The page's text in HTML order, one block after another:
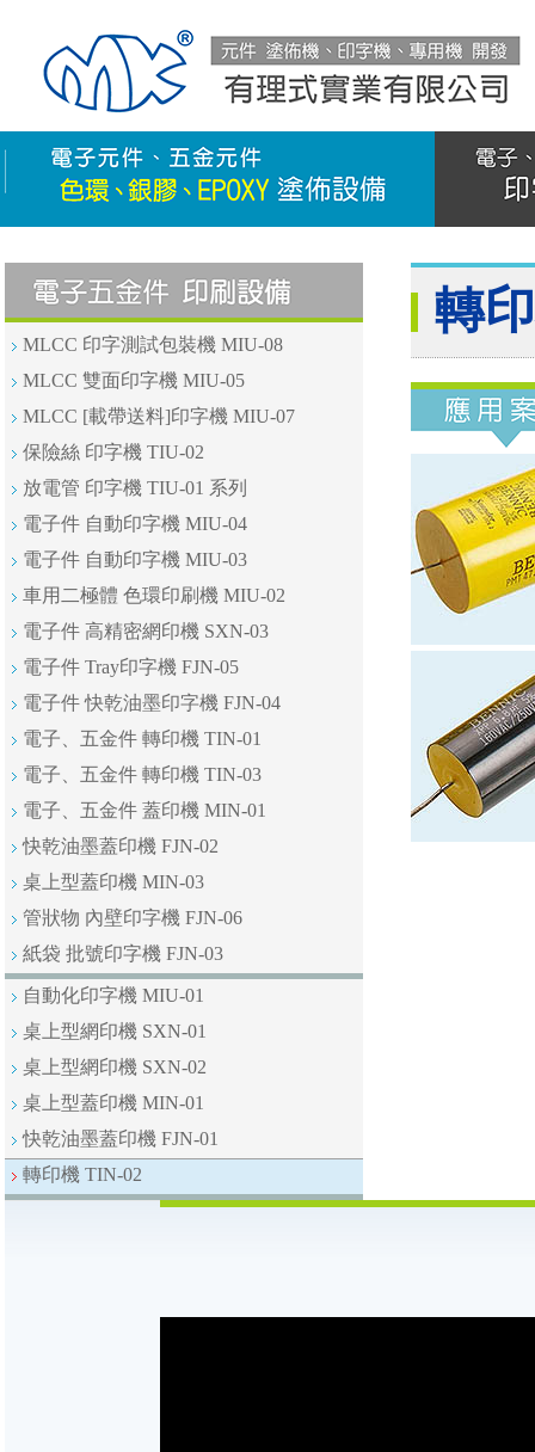
MLCC 印字測試包裝機 MIU-08
MLCC 雙面印字機 MIU-05
MLCC [載帶送料]印字機 MIU-07
保險絲 印字機 TIU-02
放電管 印字機 TIU-01 系列
電子件 自動印字機 MIU-04
電子件 自動印字機 MIU-03
車用二極體 色環印刷機 MIU-02
電子件 高精密網印機 SXN-03
電子件 Tray印字機 FJN-05
電子件 快乾油墨印字機 FJN-04
電子、五金件 轉印機 TIN-01
電子、五金件 轉印機 TIN-03
電子、五金件 蓋印機 MIN-01
快乾油墨蓋印機 FJN-02
桌上型蓋印機 MIN-03
管狀物 內壁印字機 FJN-06
紙袋 批號印字機 FJN-03
自動化印字機 MIU-01
桌上型網印機 SXN-01
桌上型網印機 SXN-02
桌上型蓋印機 MIN-01
快乾油墨蓋印機 FJN-01
轉印機 TIN-02
轉